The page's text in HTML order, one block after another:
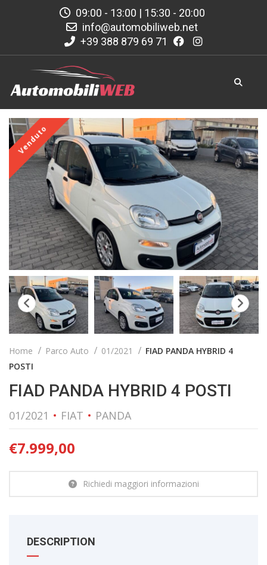
09:00 - 13:00 | 15:30 - 20:00
info@automobiliweb.net
+39 388 879 69 71
Venduto
Home Parco Auto 01/2021
FIAD PANDA HYBRID 4
POSTI
FIAD PANDA HYBRID 4 POSTI
01/2021 FIAT PANDA
€7.999,00
Richiedi maggiori informazioni
DESCRIPTION